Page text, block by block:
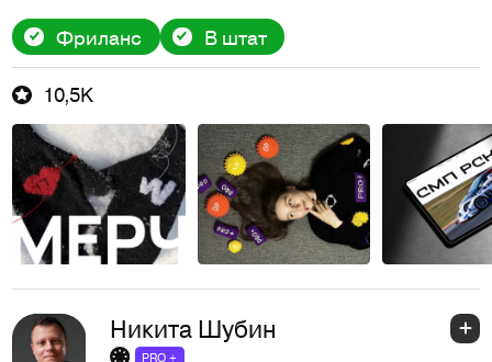
Фриланс В штат
10,5K
Никита Шубин
PRO +